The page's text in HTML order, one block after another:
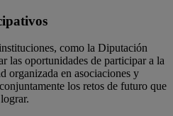
como la Diputación
las oportunidades de participar a la
organizada en asociaciones y
los retos de futuro que